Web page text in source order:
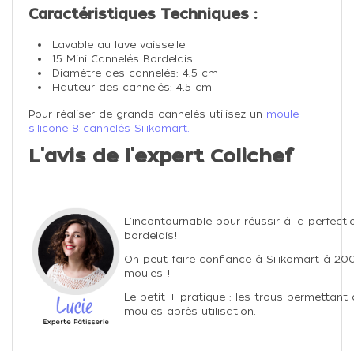
Caractéristiques Techniques :
Lavable au lave vaisselle
15 Mini Cannelés Bordelais
Diamètre des cannelés: 4,5 cm
Hauteur des cannelés: 4,5 cm
Pour réaliser de grands cannelés utilisez un moule
silicone 8 cannelés Silikomart.
L'avis de l'expert Colichef
L'incontournable pour réussir à la
bordelais!
On peut faire confiance à Silikomart à
moules !
Le petit + pratique : les trous permettant
moules après utilisation.